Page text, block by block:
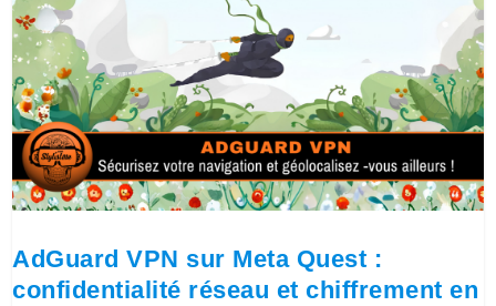
AdGuard VPN sur Meta Quest :
confidentialité réseau et chiffrement en